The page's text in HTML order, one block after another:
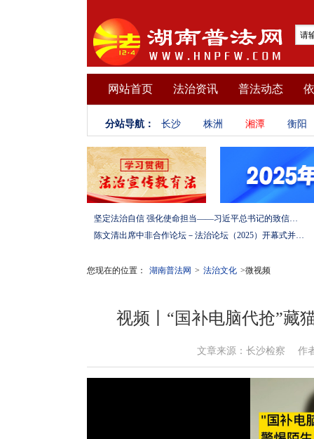
网站首页 法治资讯 普法动态
分站导航： 长沙 株洲 湘潭 衡阳
坚定法治自信 强化使命担当——习近平总书记的致信激励法学法律工作者投身全面依法治国伟大实践
陈文清出席中非合作论坛－法治论坛（2025）开幕式并在湖南调研
您现在的位置： 湖南普法网 > 法治文化 >微视频
视频丨“国补电脑代抢”藏
文章来源：长沙检察 作